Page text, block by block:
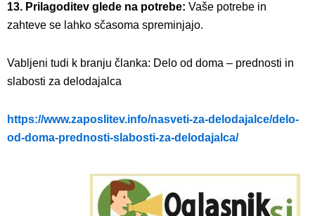
13. Prilagoditev glede na potrebe: Vaše potrebe in
zahteve se lahko sčasoma spreminjajo.
Vabljeni tudi k branju članka: Delo od doma – prednosti in
slabosti za delodajalca
https://www.zaposlitev.info/nasveti-za-delodajalce/delo-
od-doma-prednosti-slabosti-za-delodajalca/